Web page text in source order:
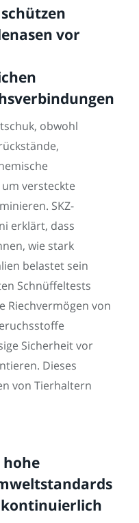
vor
obwohl
versteckte
SKZ-
erklärt, dass
wie stark
belastet sein
Schnüffeltests
Riechvermögen von
Sicherheit vor
Dieses
von Tierhaltern